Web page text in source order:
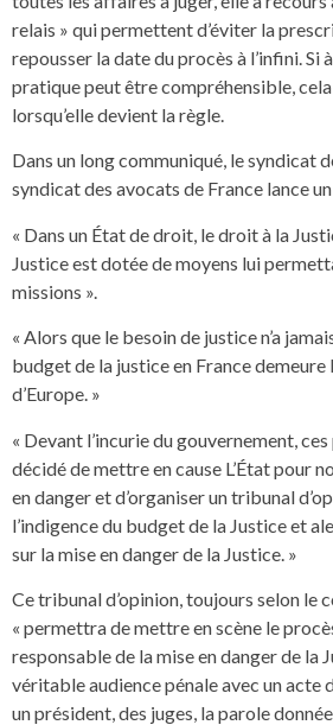
relais » qui permettent d’éviter la
repousser la date du procès à l’infini. Si
pratique peut être compréhensible,
lorsqu’elle devient la règle.
Dans un long communiqué, le syndicat
syndicat des avocats de France lance un
« Dans un État de droit, le droit à la
Justice est dotée de moyens lui
missions ».
« Alors que le besoin de justice n’a
budget de la justice en France demeure
d’Europe. »
« Devant l’incurie du gouvernement,
décidé de mettre en cause L’État pour
en danger et d’organiser un tribunal
l’indigence du budget de la Justice et
sur la mise en danger de la Justice. »
Ce tribunal d’opinion, toujours selon le
« permettra de mettre en scène le
responsable de la mise en danger de la
véritable audience pénale avec un acte
un président, des juges, la parole